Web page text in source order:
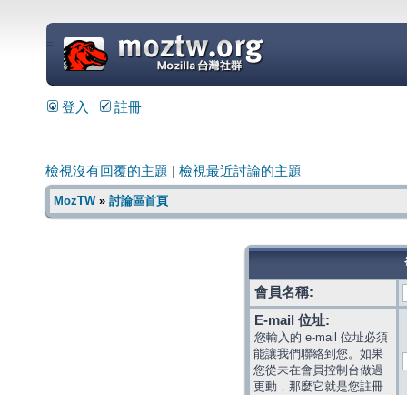
=
登入 註冊
檢視沒有回覆的主題 檢視最近討論的主題
MozTW» 討論區首頁
會員名稱:
E-mail 位址:
您輸入的 e-mail 位址必須
能讓我們聯絡到您。如果
您從未在會員控制台做過
更動，那麼它就是您註冊